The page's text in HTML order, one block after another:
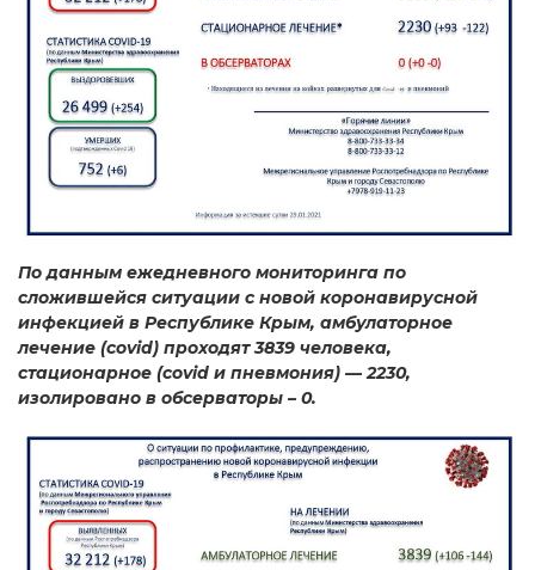
По данным ежедневного мониторинга по
сложившейся ситуации с новой коронавирусной
инфекцией в Республике Крым, амбулаторное
лечение (covid) проходят 3839 человека,
стационарное (covid и пневмония) — 2230,
изолировано в обсерваторы – 0.